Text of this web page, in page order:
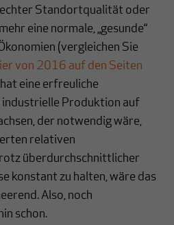
Standortqualität oder
eine normale, „gesunde“
(vergleichen Sie
von 2016 auf den Seiten
hat eine erfreuliche
industrielle Produktion auf
der notwendig wäre,
relativen
überdurchschnittlicher
konstant zu halten, wäre das
Also, noch
schon.